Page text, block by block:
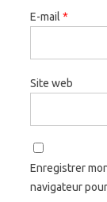
E-mail *
Site web
Enregistrer
navigateur